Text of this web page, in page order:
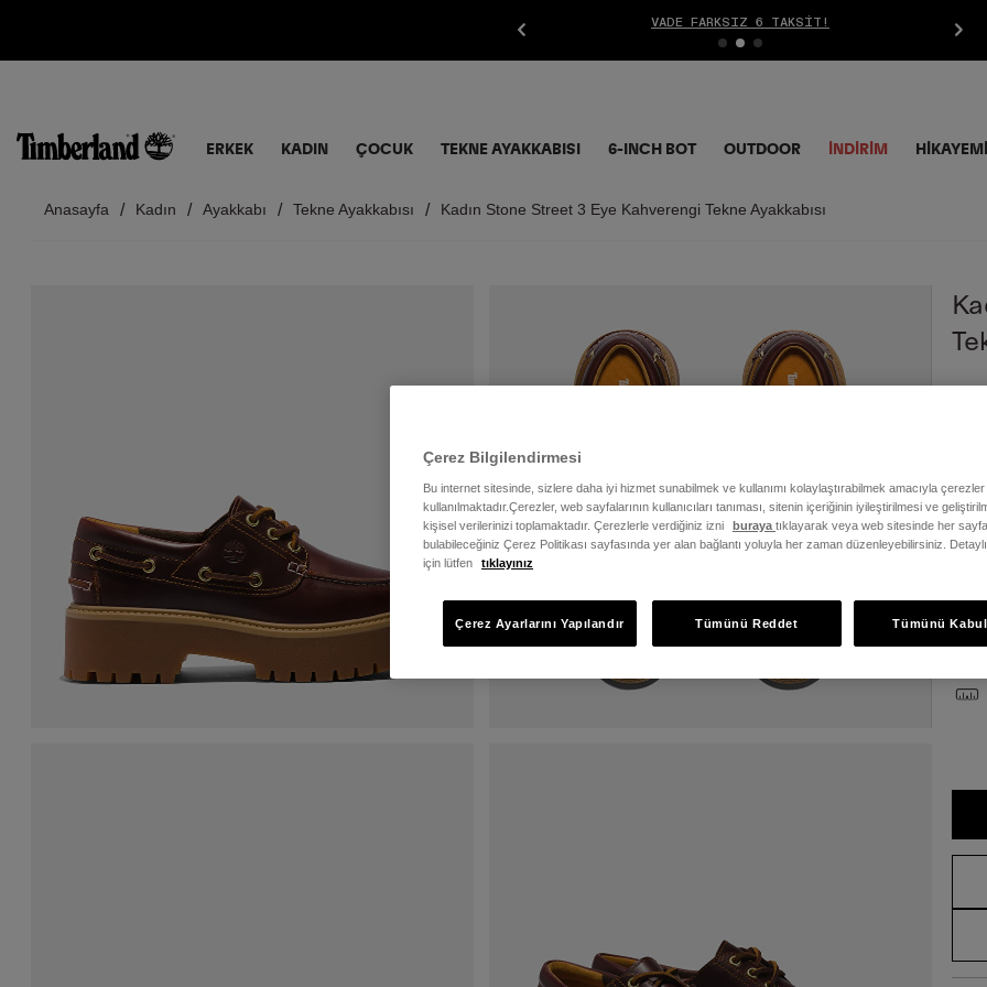
VADE FARKSIZ 6 TAKSIT!
ERKEK KADIN ÇOCUK TEKNE AYAKKABISI 6-INCH BOT OUTDOOR İNDIRIM
Anasayfa Kadın Ayakkabı Tekne Ayakkabısı Kadın Stone Street 3 Eye Kahverengi Tekne Ayakkabısı
Çerez Bilgilendirmesi
Bu internet sitesinde, sizlere daha iyi hizmet sunabilmek ve kullanımı kolaylaştırabilmek amacıyla çerezler
kullanılmaktadır.Çerezler, web sayfalarının kullanıcıları tanıması, sitenin içeriğinin iyileştirilmesi ve
kişisel verilerinizi toplamaktadır. Çerezlerle verdiğiniz izni
buraya tıklayarak veya web sitesinde her
bulabileceğiniz Çerez Politikası sayfasında yer alan bağlantı yoluyla her zaman düzenleyebilirsiniz.
için lütfen
tıklayınız
Tümünü Reddet Tümünü
Çerez Ayarlarını Yapılandır